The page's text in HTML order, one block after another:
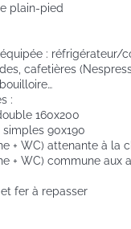
plain-pied
: réfrigérateur/
cafetières
:
160x200
90x190
+ WC) attenante à la
+ WC) commune aux
fer à repasser